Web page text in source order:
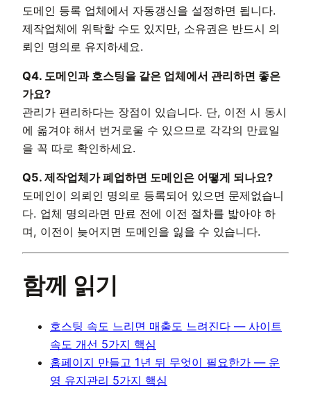
도메인 등록 업체에서 자동갱신을 설정하면 됩니다.
제작업체에 위탁할 수도 있지만, 소유권은 반드시 의
뢰인 명의로 유지하세요.
Q4. 도메인과 호스팅을 같은 업체에서 관리하면 좋은
가요?
관리가 편리하다는 장점이 있습니다. 단, 이전 시 동시
에 옮겨야 해서 번거로울 수 있으므로 각각의 만료일
을 꼭 따로 확인하세요.
Q5. 제작업체가 폐업하면 도메인은 어떻게 되나요?
도메인이 의뢰인 명의로 등록되어 있으면 문제없습니
다. 업체 명의라면 만료 전에 이전 절차를 밟아야 하
며, 이전이 늦어지면 도메인을 잃을 수 있습니다.
함께 읽기
호스팅 속도 느리면 매출도 느려진다 — 사이트
속도 개선 5가지 핵심
홈페이지 만들고 1년 뒤 무엇이 필요한가 — 운
영 유지관리 5가지 핵심